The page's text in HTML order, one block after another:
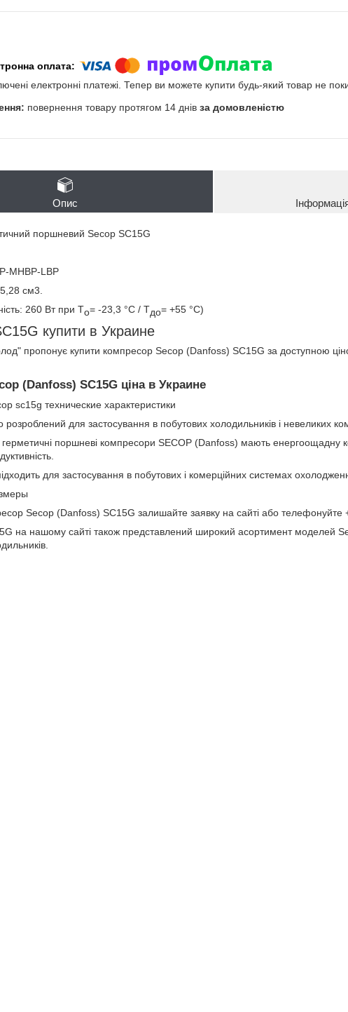
електронні платежі. Тепер ви можете купити будь-який товар не
повернення товару протягом 14 днів за домовленістю
Опис
поршневий Secop SC15G
MHBP-LBP
см3.
260 Вт при То= -23,3 °C / Тдо= +55 °C)
купити в Украине
пропонує купити компресор Secop (Danfoss) SC15G за доступною
(Danfoss) SC15G ціна в Украине
розроблений для застосування в побутових холодильників і невеликих
герметичні поршневі компресори SECOP (Danfoss) мають енергоощадну
для застосування в побутових і комерційних системах
Secop (Danfoss) SC15G залишайте заявку на сайті або телефонуйте
на нашому сайті також представлений широкий асортимент моделей